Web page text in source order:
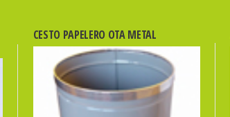
CESTO PAPELERO OTA METAL